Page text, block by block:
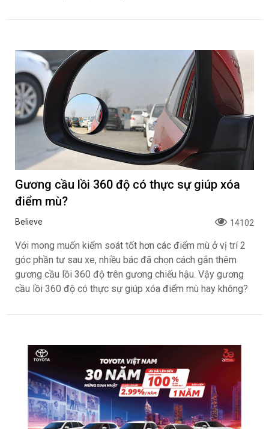
Gương cầu lồi 360 độ có thực sự giúp xóa
điểm mù?
Believe 14102
Với mong muốn kiểm soát tốt hơn các điểm mù ở vị trí 2
góc phần tư sau xe, nhiều bác đã chọn cách gắn thêm
gương cầu lồi 360 độ trên gương chiếu hậu. Vậy gương
cầu lồi 360 độ có thực sự giúp xóa điểm mù hay không?